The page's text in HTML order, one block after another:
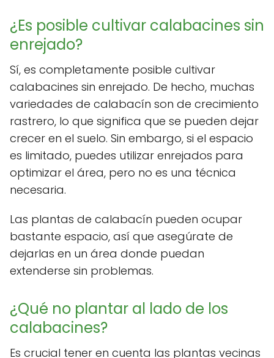
¿Es posible cultivar calabacines sin
enrejado?
Sí, es completamente posible cultivar
calabacines sin enrejado. De hecho, muchas
variedades de calabacín son de crecimiento
rastrero, lo que significa que se pueden dejar
crecer en el suelo. Sin embargo, si el espacio
es limitado, puedes utilizar enrejados para
optimizar el área, pero no es una técnica
necesaria.
Las plantas de calabacín pueden ocupar
bastante espacio, así que asegúrate de
dejarlas en un área donde puedan
extenderse sin problemas.
¿Qué no plantar al lado de los
calabacines?
Es crucial tener en cuenta las plantas vecinas